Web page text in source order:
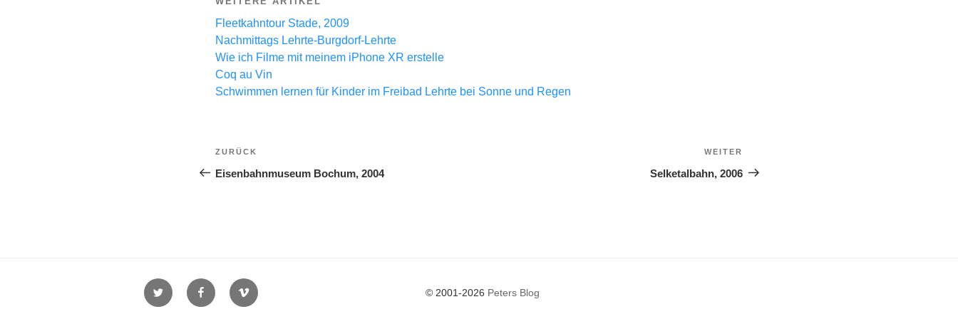
Fleetkahntour Stade, 2009
Nachmittags Lehrte-Burgdorf-Lehrte
Wie ich Filme mit meinem iPhone XR erstelle
Coq au Vin
Schwimmen lernen für Kinder im Freibad Lehrte bei Sonne und Regen
Beitragsnavigation
Vorheriger
Beitrag
ZURÜCK
Eisenbahnmuseum Bochum, 2004
Beitrag
WEITER
Selketalbahn, 2006
Twitter FacebookVimeo
© 2001-2026 Peters Blog